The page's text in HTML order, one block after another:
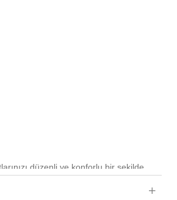
düzenli ve konforlu bir şekilde